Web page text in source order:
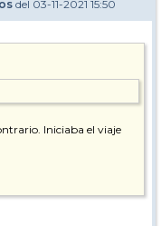
del 03-11-2021 15:50
Iniciaba el viaje